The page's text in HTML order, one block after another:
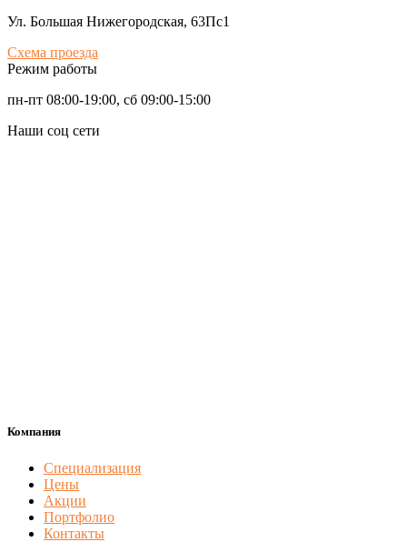
Ул. Большая Нижегородская, 63Пс1
Схема проезда
Режим работы
пн-пт 08:00-19:00, сб 09:00-15:00
Наши соц сети
Компания
Специализация
Цены
Акции
Портфолио
Контакты